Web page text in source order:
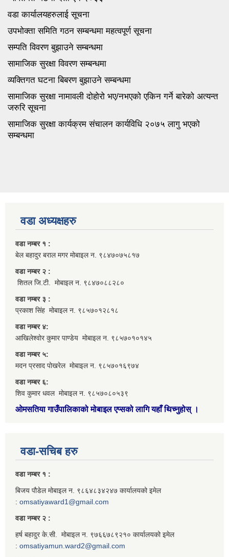
वडा कार्यालयहरुलाई सूचना
उपभोक्ता समिति गठन सम्बन्धमा महत्वपूर्ण सूचना
सम्पति विवरण बुझाउने सम्बन्धमा
सामाजिक सुरक्षा विवरण सम्बन्धमा
व्यक्तिगत घटना बिबरण बुझाउने सम्बन्धमा
सामाजिक सुरक्षा नामावली दोहोरो भए/नभएको एकिन गर्ने बारेको अत्यन्त
जरुरि सूचना
सामाजिक सुरक्षा कार्यक्रम संचालन कार्यविधि २०७५ लागु भएको
सम्बन्धमा
वडा अध्यक्षहरु
वडा नम्बर १ :
बेल बहादुर बराल मगर मोबाइल न. ९८४७०७५८१७
वडा नम्बर २ :
शितल जि.टी. मोबाइल न. ९८४७०८८२८०
वडा नम्बर ३ :
प्रकाश सिंह मोबाइल न. ९८५७०१२८१८
वडा नम्बर ४:
आखिलेश्वोर कुमार पाण्डेय मोबाइल न. ९८५७०१०१४५
वडा नम्बर ५:
मदन प्रसाद पोखरेल मोबाइल न. ९८५७०१६९७४
वडा नम्बर ६:
शिव कुमार धवल मोबाइल न. ९८५७०८०५३९
ओमसतिया गाउँपालिकाको मोबाइल एप्सको लागि यहाँ थिच्नुहोस् ।
वडा-सचिब हरु
वडा नम्बर १ :
बिजय पौडेल मोबाइल न. ९८६४८३४२४७ कार्यालयको इमेल
: omsatiyaward1@gmail.com
वडा नम्बर २ :
हर्ष बहादुर के.सी. मोबाइल न. ९७६६७८९२१० कार्यालयको इमेल
: omsatiyamun.ward2@gmail.com